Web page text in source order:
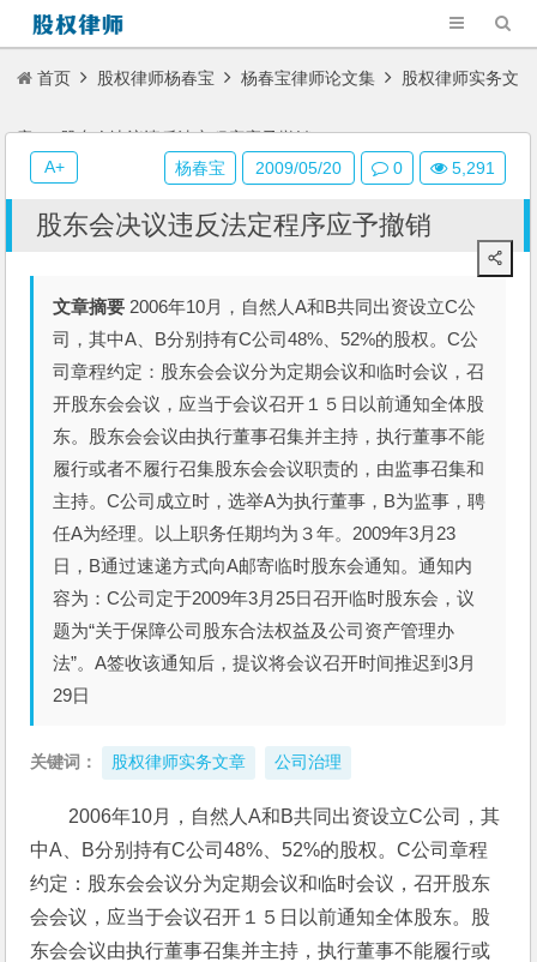
首页 股权律师杨春宝 杨春宝律师论文集 股权律师实务文
章 股东会决议违反法定程序应予撤销
股东会决议违反法定程序应予撤销
文章摘要 2006年10月，自然人A和B共同出资设立C公
司，其中A、B分别持有C公司48%、52%的股权。C公
司章程约定：股东会会议分为定期会议和临时会议，召
开股东会会议，应当于会议召开１５日以前通知全体股
东。股东会会议由执行董事召集并主持，执行董事不能
履行或者不履行召集股东会会议职责的，由监事召集和
主持。C公司成立时，选举A为执行董事，B为监事，聘
任A为经理。以上职务任期均为３年。2009年3月23
日，B通过速递方式向A邮寄临时股东会通知。通知内
容为：C公司定于2009年3月25日召开临时股东会，议
题为“关于保障公司股东合法权益及公司资产管理办
法”。A签收该通知后，提议将会议召开时间推迟到3月
29日
关键词： 股权律师实务文章 公司治理
2006年10月，自然人A和B共同出资设立C公司，其
中A、B分别持有C公司48%、52%的股权。C公司章程
约定：股东会会议分为定期会议和临时会议，召开股东
会会议，应当于会议召开１５日以前通知全体股东。股
东会会议由执行董事召集并主持，执行董事不能履行或
杨春宝 2009/05/20 0 5,291
A+